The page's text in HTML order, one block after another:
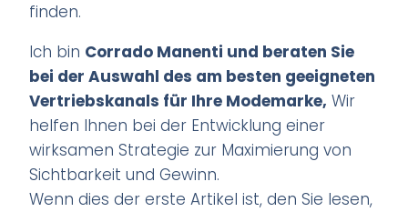
finden.
Ich bin Corrado Manenti und beraten Sie
bei der Auswahl des am besten geeigneten
Vertriebskanals für Ihre Modemarke, Wir
helfen Ihnen bei der Entwicklung einer
wirksamen Strategie zur Maximierung von
Sichtbarkeit und Gewinn.
Wenn dies der erste Artikel ist, den Sie lesen,